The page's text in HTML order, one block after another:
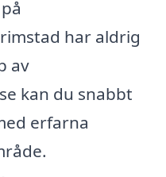
har aldrig
av
kan du snabbt
erfarna